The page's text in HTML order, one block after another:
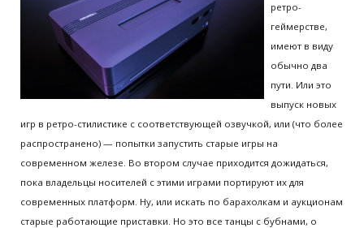
ретро-
геймерстве,
имеют в виду
обычно два
пути. Или это
выпуск новых
игр в ретро-стилистике с соответствующей озвучкой, или (что более
распространено) — попытки запустить старые игры на
современном железе. Во втором случае приходится дожидаться,
пока владельцы носителей с этими играми портируют их для
современных платформ. Ну, или искать по барахолкам и аукционам
старые работающие приставки. Но это все танцы с бубнами, о